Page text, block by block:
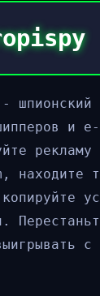
шпионский
и e-
рекламу
находите